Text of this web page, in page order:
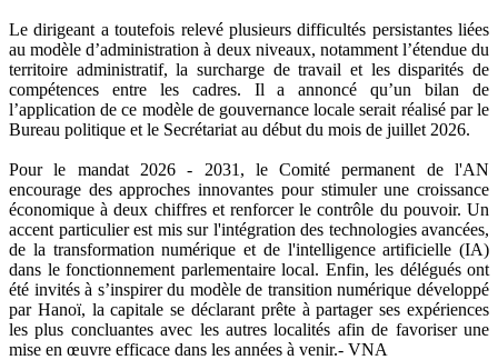
Le dirigeant a toutefois relevé plusieurs difficultés persistantes liées
au modèle d’administration à deux niveaux, notamment l’étendue du
territoire administratif, la surcharge de travail et les disparités de
compétences entre les cadres. Il a annoncé qu’un bilan de
l’application de ce modèle de gouvernance locale serait réalisé par le
Bureau politique et le Secrétariat au début du mois de juillet 2026.
Pour le mandat 2026 - 2031, le Comité permanent de l'AN
encourage des approches innovantes pour stimuler une croissance
économique à deux chiffres et renforcer le contrôle du pouvoir. Un
accent particulier est mis sur l'intégration des technologies avancées,
de la transformation numérique et de l'intelligence artificielle (IA)
dans le fonctionnement parlementaire local. Enfin, les délégués ont
été invités à s’inspirer du modèle de transition numérique développé
par Hanoï, la capitale se déclarant prête à partager ses expériences
les plus concluantes avec les autres localités afin de favoriser une
mise en œuvre efficace dans les années à venir.- VNA